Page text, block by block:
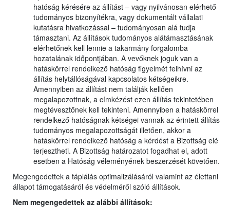
hatóság kérésére az állítást – vagy nyilvánosan elérhető
tudományos bizonyítékra, vagy dokumentált vállalati
kutatásra hivatkozással – tudományosan alá tudja
támasztani. Az állítások tudományos alátámasztásának
elérhetőnek kell lennie a takarmány forgalomba
hozatalának időpontjában. A vevőknek joguk van a
hatáskörrel rendelkező hatóság figyelmét felhívni az
állítás helytállóságával kapcsolatos kétségeikre.
Amennyiben az állítást nem találják kellően
megalapozottnak, a címkézést ezen állítás tekintetében
megtévesztőnek kell tekinteni. Amennyiben a hatáskörrel
rendelkező hatóságnak kétségei vannak az érintett állítás
tudományos megalapozottságát illetően, akkor a
hatáskörrel rendelkező hatóság a kérdést a Bizottság elé
terjesztheti. A Bizottság határozatot fogadhat el, adott
esetben a Hatóság véleményének beszerzését követően.
Megengedettek a táplálás optimalizálásáról valamint az élettani
állapot támogatásáról és védelméről szóló állítások.
Nem megengedettek az alábbi állítások: